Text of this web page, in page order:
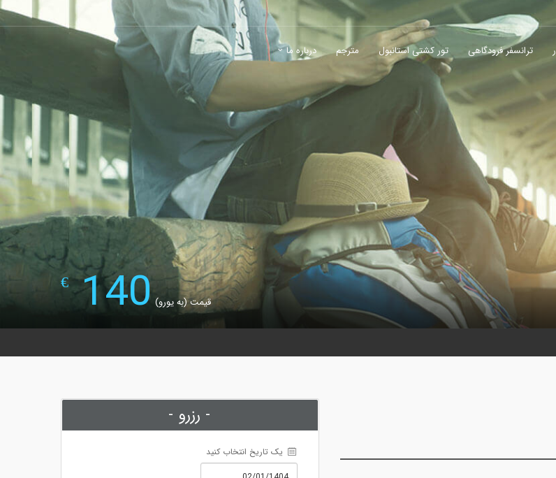
ترانسفر فرودگاهی تور کشتی استانبول مترجم درباره ما
قیمت (به یورو)140
€
- رزرو -
یک تاریخ انتخاب کنید